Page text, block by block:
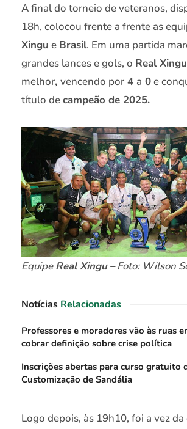
A final do torneio de veteranos,
18h, colocou frente a frente as
Xingu e Brasil. Em uma partida
grandes lances e gols, o Real Xingu
melhor, vencendo por 4 a 0e
título decampeão de 2025.
EquipeReal Xingu– Foto: Wilson
Notícias Relacionadas
Professores e moradores vão às ruas
cobrar definição sobre crise política
Inscrições abertas para curso gratuito
Customização de Sandália
Logo depois, às 19h10, foi a vez da